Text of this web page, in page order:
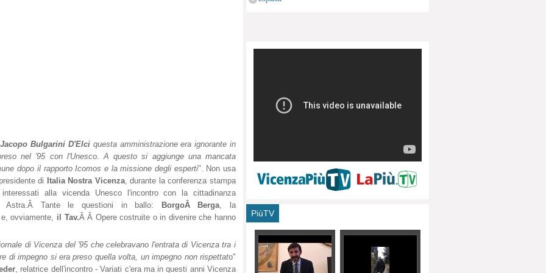
Jacopo Bulgarini D'Elciquesta amministrazione era ignorante in
nel '95 con l'Unesco. A questo si aggiunge una mancata
dopo il rapporto Icomos e la missione degli esperti". Non usa
di Italia Nostra Vicenza, durante la conferenza stampa
alla vicenda Unesco l'incontro con la cittadinanza
Astra.Â Tante le questioni in ballo: BorgoÂ Berga , la
ovviamente, il Tav.Â Â Opere costruite o in divenire che hanno
di Vicenza del '95 che celebravano l'entrata di Vicenza tra i
di impegno si era preso quella volta, un impegno non rispettato"
, relatrice dell'incontro - Variati c'era ma in questi anni Vicenza
PiùTV